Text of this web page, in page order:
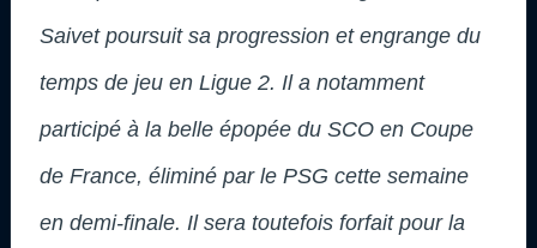
Saivet poursuit sa progression et engrange du
temps de jeu en Ligue 2. Il a notamment
participé à la belle épopée du SCO en Coupe
de France, éliminé par le PSG cette semaine
en demi-finale. Il sera toutefois forfait pour la